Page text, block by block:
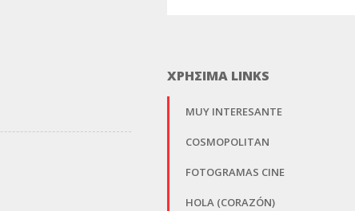
ΧΡΗΣΙΜΑ LINKS
MUY INTERESANTE
COSMOPOLITAN
FOTOGRAMAS CINE
HOLA (CORAZÓN)